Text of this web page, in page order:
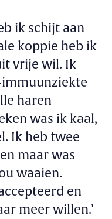
ik schijt aan
koppie heb ik
vrije wil. Ik
haren
was ik kaal,
Ik heb twee
maar was
waaien.
en
meer willen.’